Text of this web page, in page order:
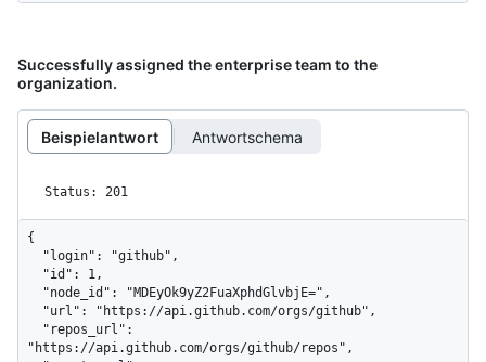
Successfully assigned the enterprise team to the
organization.
Beispielantwort Antwortschema
Status: 201
{
"https://api.github.com/orgs/github/repos",